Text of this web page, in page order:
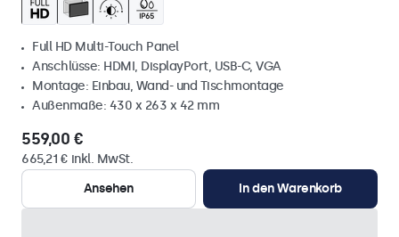
Full HD Multi-Touch Panel
Anschlüsse: HDMI, DisplayPort, USB-C, VGA
Montage: Einbau, Wand- und Tischmontage
Außenmaße: 430 x 263 x 42 mm
559,00 €
665,21 € inkl. MwSt.
Ansehen
In den Warenkorb